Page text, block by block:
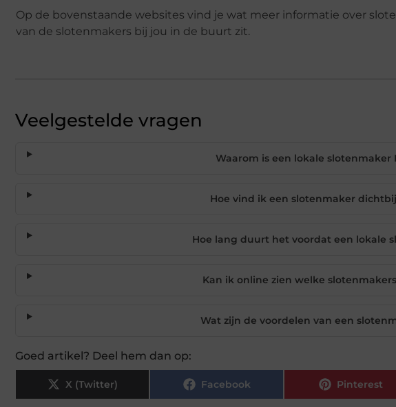
Op de bovenstaande websites vind je wat meer informatie over
van de slotenmakers bij jou in de buurt zit.
Veelgestelde vragen
Waarom is een lokale slotenmaker
Hoe vind ik een slotenmaker
Hoe lang duurt het voordat een lokale
Kan ik online zien welke
Wat zijn de voordelen van een
Goed artikel? Deel hem dan op:
X (Twitter) Facebook Pinterest